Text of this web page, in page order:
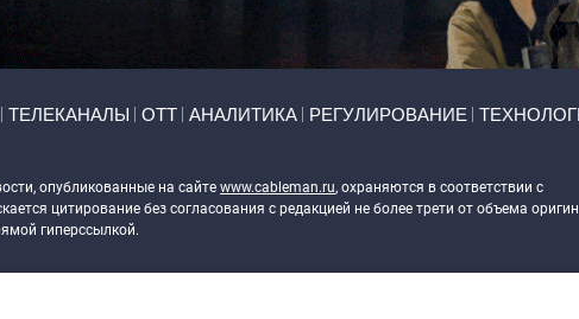
ТЕЛЕКАНАЛЫ ОТТ АНАЛИТИКА РЕГУЛИРОВАНИЕ
опубликованные на сайте www.cableman.ru, охраняются в соответствии с
цитирование без согласования с редакцией не более трети от объема
гиперссылкой.